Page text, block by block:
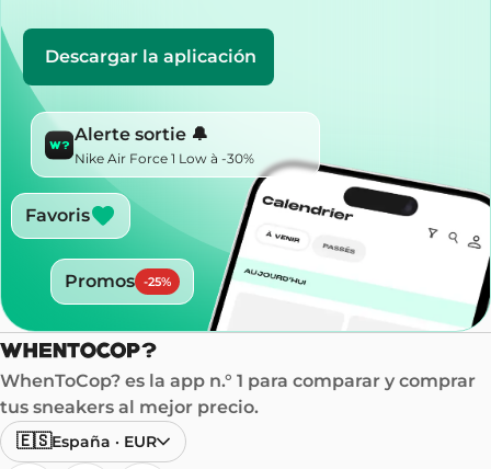
Descargar la aplicación
Alerte sortie 🔔
Nike Air Force 1 Low à -30%
Favoris
Promos -25%
WhenToCop? es la app n.° 1 para comparar y comprar
tus sneakers al mejor precio.
🇪🇸España · EUR